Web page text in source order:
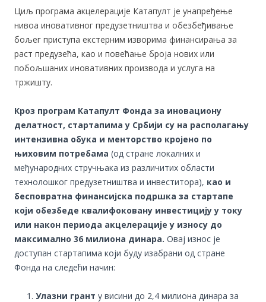
Циљ програма акцелeрације Катапулт je унапређење
нивоа иновативног предузетништва и обезбеђивање
бољег приступа екстерним изворима финансирања за
раст предузећа, као и повећање броја нових или
побољшаних иновативних производа и услуга на
тржишту.
Кроз програм Катапулт Фонда за иновациону
делатност, стартапима у Србији су на располагању
интензивна обука и менторство кројено по
њиховим потребама (од стране локалних и
међународних стручњака из различитих области
технолошког предузетништва и инвеститора), као и
бесповратна финансијска подршка за стартапе
који обезбеде квалифоковану инвестицију у току
или након периода акцелерације у износу до
максимално 36 милиона динара. Овај износ је
доступан стартапима који буду изабрани од стране
Фонда на следећи начин:
Улазни грант у висини до 2,4 милиона динара за